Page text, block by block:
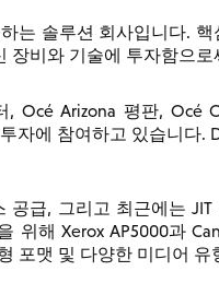
는 솔루션 회사입니다. 핵
장비와 기술에 투자함으로
Océ Arizona 평판, Océ
자에 참여하고 있습니다.
급, 그리고 최근에는
위해 Xerox AP5000과
포맷 및 다양한 미디어